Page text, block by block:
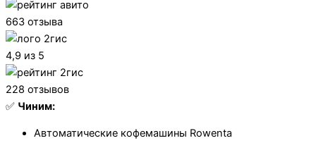
663 отзыва
4,9 из 5
228 отзывов
✅ Чиним:
Автоматические кофемашины Rowenta